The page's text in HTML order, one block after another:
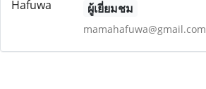
ผู้เยี่ยมชม
mamahafuwa@gmail.com